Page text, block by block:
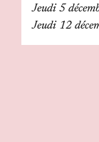
Jeudi 5
Jeudi 12